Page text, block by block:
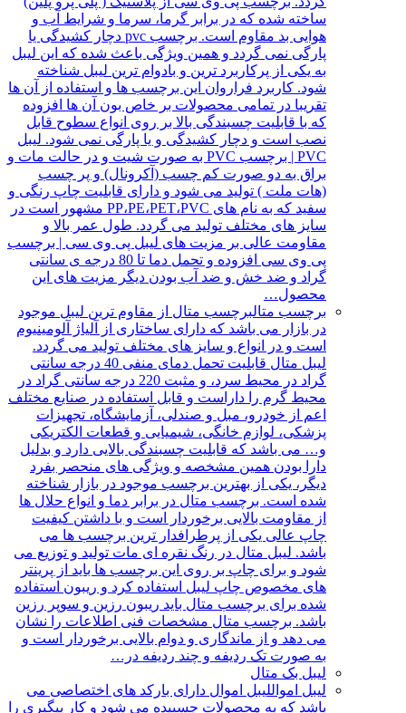
ساخته شده که در برابر گرما، سرما و شرایط آب و
هوایی بد مقاوم است. برچسب pvc دچار کشیدگی یا
پارگی نمی گردد و همین ویژگی باعث شده که این لیبل
به یکی از پرکاربرد ترین و بادوام ترین لیبل شناخته
شود. کاربرد فراروان این برچسب ها و استفاده از آن ها
تقریبا در تمامی محصولات بر خاص بون آن ها افزوده
که با قابلیت چسبندگی بالا بر روی انواع سطوح قابل
نصب است و دچار کشیدگی و یا پارگی نمی شود. لیبل
PVC | برچسب PVC به صورت شیت و در حالت مات و
براق به دو صورت کم چسب (آکرونال) و پر چسب
(هات ملت ) تولید می شود و دارای قابلیت چاپ رنگی و
سفید که به نام های PP،PE،PET،PVC مشهور است در
سایز های مختلف تولید می گردد. طول عمر بالا و
مقاومت عالی بر مزیت های لیبل پی وی سی | برچسب
پی وی سی افزوده و تحمل دما تا 80 درجه ی سانتی
گراد و ضد خش و ضد آب بودن دیگر مزیت های این
محصول…
برچسب متالبرچسب متال از مقاوم ترین لیبل موجود
در بازار می باشد که دارای ساختاری از آلیاژ آلومینیوم
است و در انواع و سایز های مختلف تولید می گردد.
لیبل متال قابلیت تحمل دمای منفی 40 درجه سانتی
گراد در محیط سرد، و مثبت 220 درجه سانتی گراد در
محیط گرم را داراست و قابل استفاده در صنایع مختلف
اعم از خودرو، مبل و صندلی، آزمایشگاه، تجهیزات
پزشکی، لوازم خانگی، شیمیایی و قطعات الکتریکی
و… می باشد که قابلیت چسبندگی بالایی دارد و بدلیل
دارا بودن همین مشخصه و ویژگی های منحصر بفرد
دیگر، یکی از بهترین برچسب موجود در بازار شناخته
شده است. برچسب متال در برابر دما و انواع حلال ها
از مقاومت بالایی برخوردار است و با داشتن کیفیت
چاپ عالی یکی از پرطرافدار ترین برچسب ها می
باشد. لیبل متال در رنگ نقره ای مات تولید و توزیع می
شود و برای چاپ بر روی این برچسب ها باید از پرینتر
های مخصوص چاپ لیبل استفاده کرد و ریبون استفاده
شده برای برچسب متال باید ریبون رزین و سوپر رزین
باشد. برچسب متال مشخصات فنی اطلاعات را نشان
می دهد و از ماندگاری و دوام بالایی برخوردار است و
به صورت تک ردیفه و چند ردیفه در…
لیبل بک متال
لیبل امواللیبل اموال دارای بارکد های اختصاصی می
باشد که به محصولات چسبیده می شود و کار پیگیری را